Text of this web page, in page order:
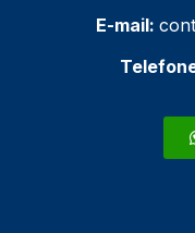
E-mail: